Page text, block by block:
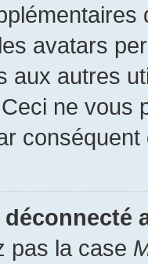
avatars
aux autres
ne vous
conséquent
pas la case